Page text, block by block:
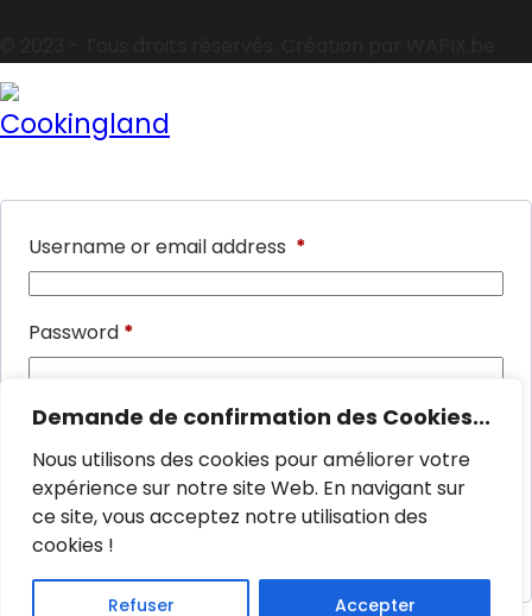
Demande de confirmation des Cookies...
Nous utilisons des cookies pour améliorer votre
expérience sur notre site Web. En navigant sur
ce site, vous acceptez notre utilisation des
cookies !
Refuser Accepter
Username or email address *
Password *
Remember me
Lost password ?
Log in